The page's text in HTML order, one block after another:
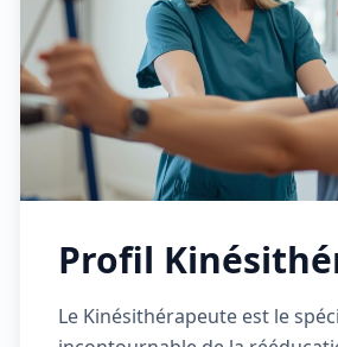
métier exige non seulement
technicité mais aussi des
exceptionnelles pour prendre
patient dans sa globalité
psychologique et sociale).
Profil
Le Kinésithérapeute est le